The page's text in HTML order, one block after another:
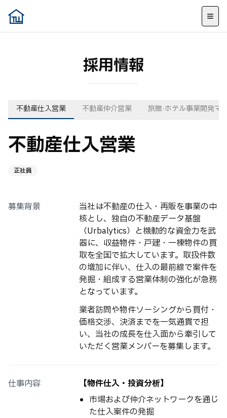
採用情報
不動産仕入営業 不動産仲介営業 旅館·ホテル事業開発マ
不動産仕入営業
正社員
募集背景
当社は不動産の仕入・再販を事業の中
核とし、独自の不動産データ基盤
（Urbalytics）と機動的な資金力を武
器に、収益物件・戸建・一棟物件の買
取を全国で拡大しています。取扱件数
の増加に伴い、仕入の最前線で案件を
発掘・組成する営業体制の強化が急務
となっています。
業者訪問や物件ソーシングから買付・
価格交渉、決済までを一気通貫で担
い、当社の成長を仕入面から牽引して
いただく営業メンバーを募集します。
仕事内容
【物件仕入・投資分析】
市場および仲介ネットワークを通じ
た仕入案件の発掘